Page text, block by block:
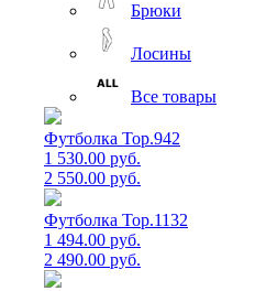
Брюки
Лосины
Все товары
Футболка Top.942
1 530.00 руб.
2 550.00 руб.
Футболка Top.1132
1 494.00 руб.
2 490.00 руб.